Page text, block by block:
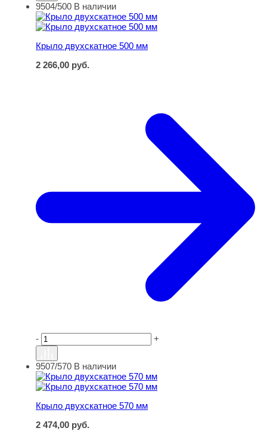
Крыло двухскатное 500 мм
9504/500 В наличии
Крыло двухскатное 500 мм
2 266,00 руб.
- +
Крыло двухскатное 570 мм
9507/570 В наличии
Крыло двухскатное 570 мм
2 474,00 руб.